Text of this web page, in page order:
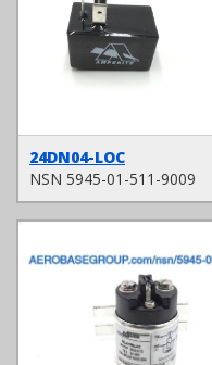
24DN04-LOC
NSN 5945-01-511-9009